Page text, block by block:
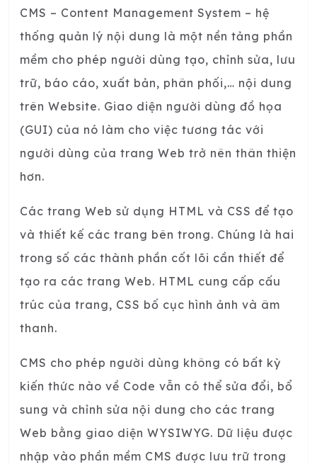
CMS – Content Management System – hệ
thống quản lý nội dung là một nền tảng phần
mềm cho phép người dùng tạo, chỉnh sửa, lưu
trữ, báo cáo, xuất bản, phân phối,… nội dung
trên Website. Giao diện người dùng đồ họa
(GUI) của nó làm cho việc tương tác với
người dùng của trang Web trở nên thân thiện
hơn.
Các trang Web sử dụng HTML và CSS để tạo
và thiết kế các trang bên trong. Chúng là hai
trong số các thành phần cốt lõi cần thiết để
tạo ra các trang Web. HTML cung cấp cấu
trúc của trang, CSS bố cục hình ảnh và âm
thanh.
CMS cho phép người dùng không có bất kỳ
kiến thức nào về Code vẫn có thể sửa đổi, bổ
sung và chỉnh sửa nội dung cho các trang
Web bằng giao diện WYSIWYG. Dữ liệu được
nhập vào phần mềm CMS được lưu trữ trong